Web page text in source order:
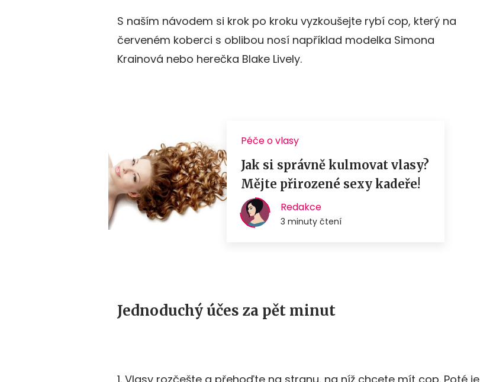
S naším návodem si krok po kroku vyzkoušejte rybí cop, který na
červeném koberci s oblibou nosí například modelka Simona
Krainová nebo herečka Blake Lively.
Jednoduchý účes za pět minut